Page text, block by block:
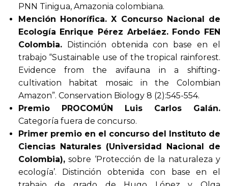
PNN Tinigua, Amazonia colombiana.
Mención Honorífica. X Concurso Nacional de
Ecología Enrique Pérez Arbeláez. Fondo FEN
Colombia.Distinción obtenida con base en el
trabajo “Sustainable use of the tropical rainforest.
Evidence from the avifauna in a shifting-
cultivation habitat mosaic in the Colombian
Amazon”. Conservation Biology 8 (2):545-554.
Premio PROCOMÚN Luis Carlos Galán.
Categoría fuera de concurso.
Primer premio en el concurso del Instituto de
Ciencias Naturales (Universidad Nacional de
Colombia),sobre ‘Protección de la naturaleza y
ecología’. Distinción obtenida con base en el